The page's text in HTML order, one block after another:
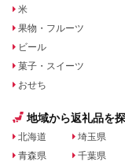
米
果物・フルーツ
ビール
菓子・スイーツ
おせち
地域から返礼品を
北海道
青森県
埼玉県
千葉県